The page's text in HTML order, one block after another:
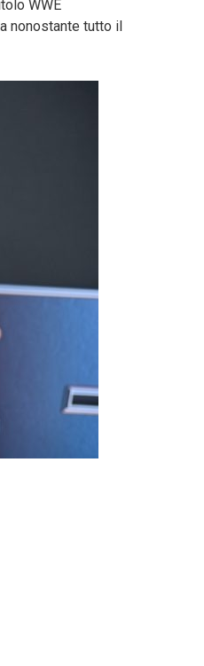
WWE
nonostante tutto il